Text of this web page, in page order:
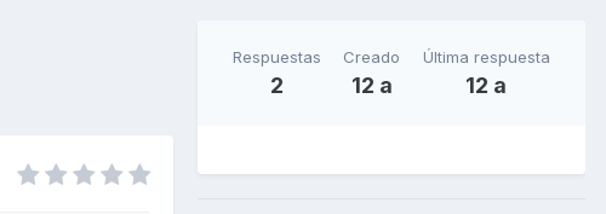
Respuestas
2
Creado
12 a
Última respuesta
12 a